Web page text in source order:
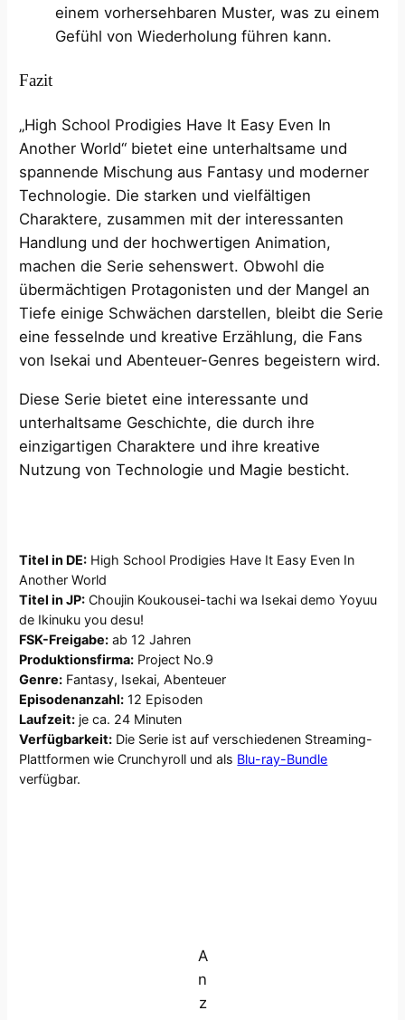
einem vorhersehbaren Muster, was zu einem
Gefühl von Wiederholung führen kann.
Fazit
„High School Prodigies Have It Easy Even In
Another World“ bietet eine unterhaltsame und
spannende Mischung aus Fantasy und moderner
Technologie. Die starken und vielfältigen
Charaktere, zusammen mit der interessanten
Handlung und der hochwertigen Animation,
machen die Serie sehenswert. Obwohl die
übermächtigen Protagonisten und der Mangel an
Tiefe einige Schwächen darstellen, bleibt die Serie
eine fesselnde und kreative Erzählung, die Fans
von Isekai und Abenteuer-Genres begeistern wird.
Diese Serie bietet eine interessante und
unterhaltsame Geschichte, die durch ihre
einzigartigen Charaktere und ihre kreative
Nutzung von Technologie und Magie besticht.
Titel in DE: High School Prodigies Have It Easy Even In
Another World
Titel in JP: Choujin Koukousei-tachi wa Isekai demo Yoyuu
de Ikinuku you desu!
FSK-Freigabe: ab 12 Jahren
Produktionsfirma: Project No.9
Genre: Fantasy, Isekai, Abenteuer
Episodenanzahl: 12 Episoden
Laufzeit: je ca. 24 Minuten
Verfügbarkeit: Die Serie ist auf verschiedenen Streaming-
Plattformen wie Crunchyroll und als Blu-ray-Bundle
verfügbar.
A
n
z